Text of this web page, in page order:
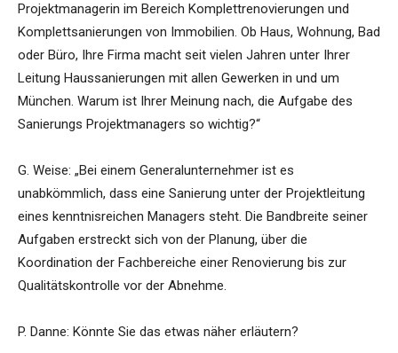
Projektmanagerin im Bereich Komplettrenovierungen und
Komplettsanierungen von Immobilien. Ob Haus, Wohnung, Bad
oder Büro, Ihre Firma macht seit vielen Jahren unter Ihrer
Leitung Haussanierungen mit allen Gewerken in und um
München. Warum ist Ihrer Meinung nach, die Aufgabe des
Sanierungs Projektmanagers so wichtig?“
G. Weise: „Bei einem Generalunternehmer ist es
unabkömmlich, dass eine Sanierung unter der Projektleitung
eines kenntnisreichen Managers steht. Die Bandbreite seiner
Aufgaben erstreckt sich von der Planung, über die
Koordination der Fachbereiche einer Renovierung bis zur
Qualitätskontrolle vor der Abnehme.
P. Danne: Könnte Sie das etwas näher erläutern?